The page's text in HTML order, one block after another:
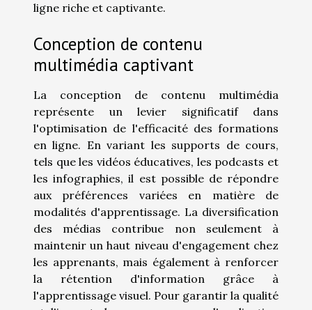
ligne riche et captivante.
Conception de contenu
multimédia captivant
La conception de contenu multimédia
représente un levier significatif dans
l'optimisation de l'efficacité des formations
en ligne. En variant les supports de cours,
tels que les vidéos éducatives, les podcasts et
les infographies, il est possible de répondre
aux préférences variées en matière de
modalités d'apprentissage. La diversification
des médias contribue non seulement à
maintenir un haut niveau d'engagement chez
les apprenants, mais également à renforcer
la rétention d'information grâce à
l'apprentissage visuel. Pour garantir la qualité